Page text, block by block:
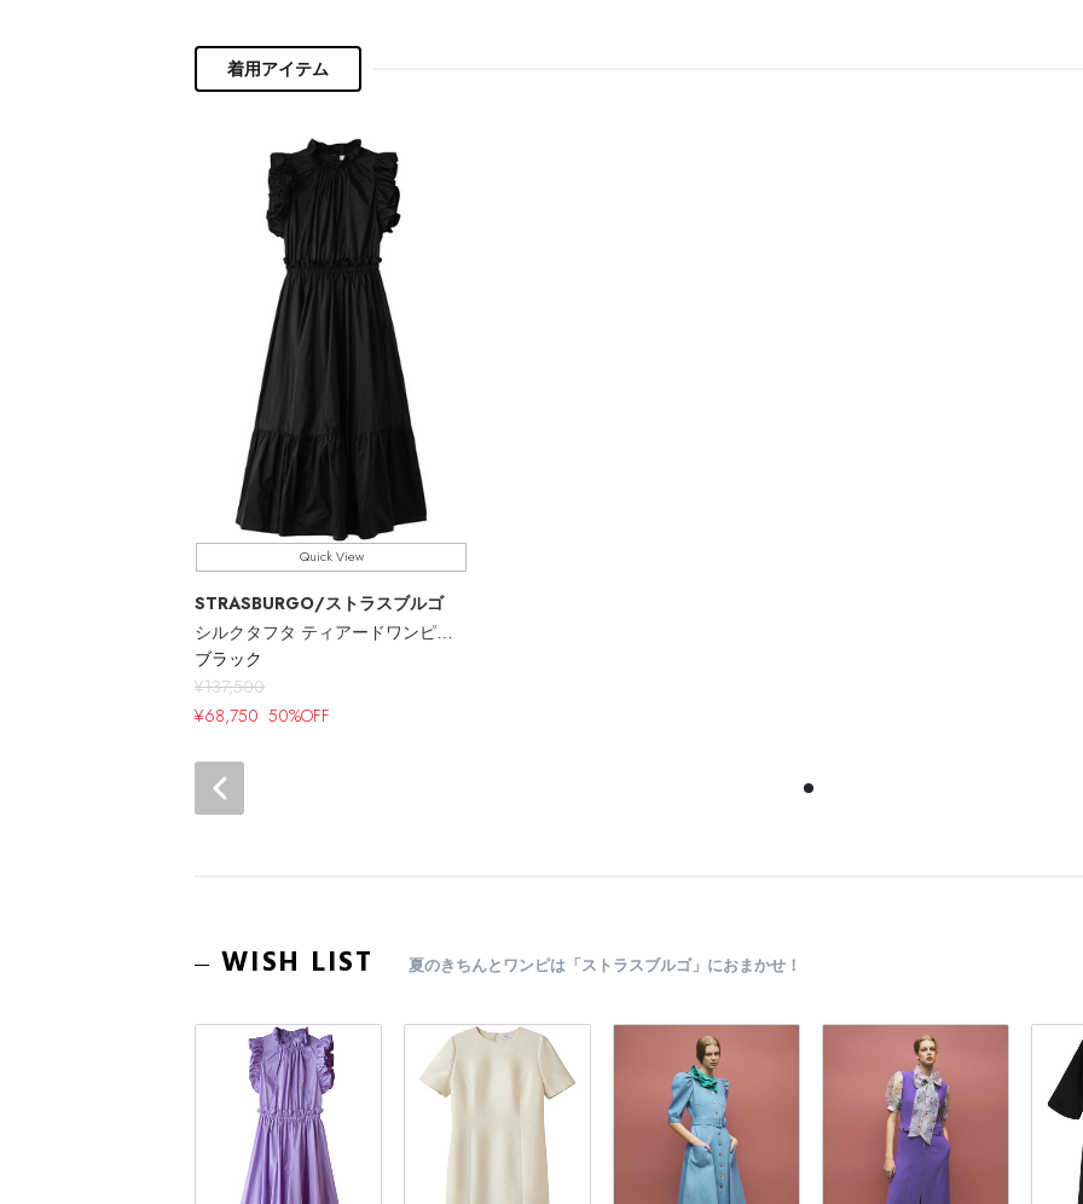
着用アイテム
Quick View
STRASBURGO/ストラスブルゴ
ブラック
¥137,500
¥68,750 50%OFF
WISH LIST 夏のきちんとワンピは「ストラスブルゴ」におまかせ！